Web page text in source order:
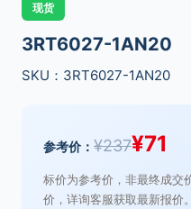
现货
3RT6027-1AN20
SKU：3RT6027-1AN20
参考价： ¥237¥71
标价为参考价，非最终成交
价，详询客服获取最新报价。